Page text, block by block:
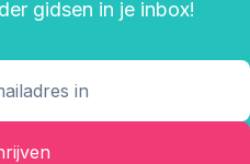
gidsen in je inbox!